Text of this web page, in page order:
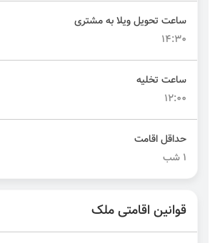
ساعت تحویل ویلا به مشتری
14:30
ساعت تخلیه
12:00
حداقل اقامت
۱ شب
قوانین اقامتی ملک